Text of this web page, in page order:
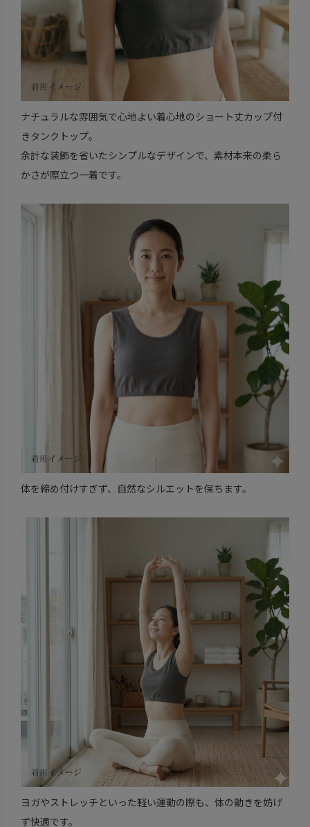
ナチュラルな雰囲気で心地よい着心地のショート丈カップ付
きタンクトップ。
余計な装飾を省いたシンプルなデザインで、素材本来の柔ら
かさが際立つ一着です。
体を締め付けすぎず、自然なシルエットを保ちます。
ヨガやストレッチといった軽い運動の際も、体の動きを妨げ
ず快適です。